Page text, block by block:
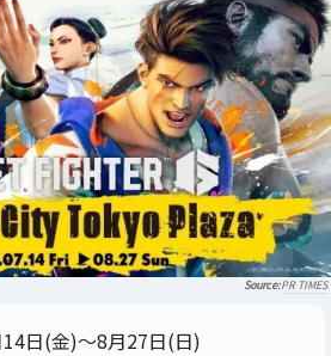
PR TIMES
日(金)～8月27日(日)